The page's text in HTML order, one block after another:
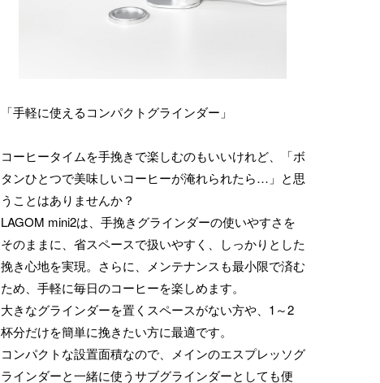
「手軽に使えるコンパクトグラインダー」
コーヒータイムを手挽きで楽しむのもいいけれど、「ボ
タンひとつで美味しいコーヒーが淹れられたら…」と思
うことはありませんか？
LAGOM mini2は、手挽きグラインダーの使いやすさを
そのままに、省スペースで扱いやすく、しっかりとした
挽き心地を実現。さらに、メンテナンスも最小限で済む
ため、手軽に毎日のコーヒーを楽しめます。
大きなグラインダーを置くスペースがない方や、1～2
杯分だけを簡単に挽きたい方に最適です。
コンパクトな設置面積なので、メインのエスプレッソグ
ラインダーと一緒に使うサブグラインダーとしても便